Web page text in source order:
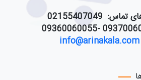
تماس:
02155407049
info@arinakala.com